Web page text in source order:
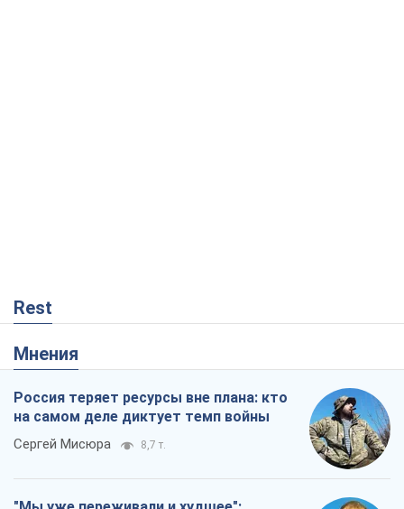
Rest
Мнения
Россия теряет ресурсы вне плана: кто
на самом деле диктует темп войны
Сергей Мисюра 8,7 т.